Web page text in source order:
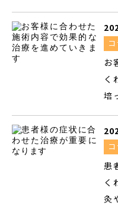
ている方はいませんか？
たいのが「鍼灸」とい
は、「病院は敷居が高い
いった思いで来院される
は、東洋医学の知恵を
然治癒力を最大限に引
鍼を刺す「対症療法」と
遠隔治療という考え方に
通り道」である経絡（
ランスを整えていきます
因にアプローチし、自
お
な
く
培
に
患
人
限
が
患
に
く
灸